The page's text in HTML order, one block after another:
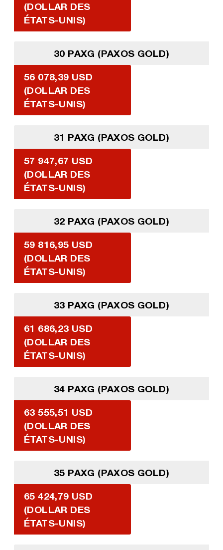
(DOLLAR DES
ÉTATS-UNIS)
30 PAXG (PAXOS GOLD)
56 078,39 USD
(DOLLAR DES
ÉTATS-UNIS)
31 PAXG (PAXOS GOLD)
57 947,67 USD
(DOLLAR DES
ÉTATS-UNIS)
32 PAXG (PAXOS GOLD)
59 816,95 USD
(DOLLAR DES
ÉTATS-UNIS)
33 PAXG (PAXOS GOLD)
61 686,23 USD
(DOLLAR DES
ÉTATS-UNIS)
34 PAXG (PAXOS GOLD)
63 555,51 USD
(DOLLAR DES
ÉTATS-UNIS)
35 PAXG (PAXOS GOLD)
65 424,79 USD
(DOLLAR DES
ÉTATS-UNIS)